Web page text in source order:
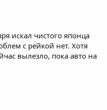
искал чистого японца
с рейкой нет. Хотя
вылезло, пока авто на